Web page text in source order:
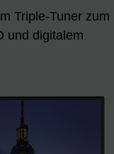
Triple-Tuner zum
und digitalem